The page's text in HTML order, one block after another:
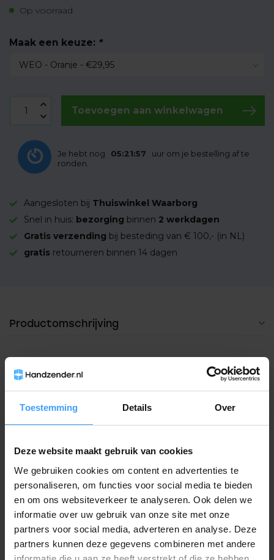
Toestemming Details Over
Deze website maakt gebruik van cookies
We gebruiken cookies om content en advertenties te
personaliseren, om functies voor social media te bieden
en om ons websiteverkeer te analyseren. Ook delen we
informatie over uw gebruik van onze site met onze
partners voor social media, adverteren en analyse. Deze
partners kunnen deze gegevens combineren met andere
Op voorraad
Maak een keuze: *
Toevoegen aan winkelwagen
Je hebt nog 05:21:56
uur om je bestelling af te
ronden.
Aangesloten bij Thuiswinkel Waarborg
Snel in huis: bezorging binnen 2 werkdagen
Gratis verzending bij besteding van € 100,- (in NL)
gratis retourneren binnen 14 dagen
Productomschrijving
Hulp nodig bij het maken van een
Vraag het de expert
Gerelateerde producten
TypeError: Failed to fetch